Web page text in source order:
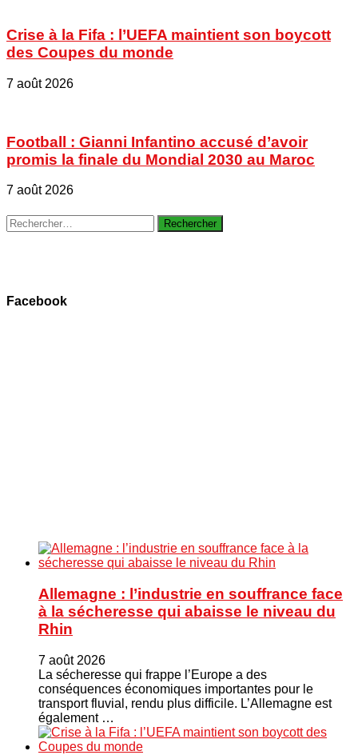
Crise à la Fifa : l’UEFA maintient son boycott
des Coupes du monde
7 août 2026
Football : Gianni Infantino accusé d’avoir
promis la finale du Mondial 2030 au Maroc
7 août 2026
Rechercher :
Facebook
Allemagne : l’industrie en souffrance face
à la sécheresse qui abaisse le niveau du
Rhin
7 août 2026
La sécheresse qui frappe l’Europe a des
conséquences économiques importantes pour le
transport fluvial, rendu plus difficile. L’Allemagne est
également …